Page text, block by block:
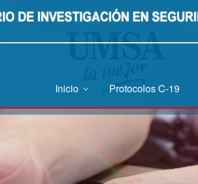
Inicio Protocolos C-19